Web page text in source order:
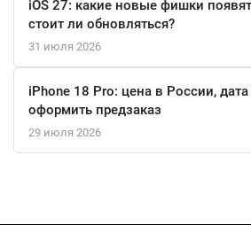
iOS 27: какие новые фишки
стоит ли обновляться?
31 июля 2026
iPhone 18 Pro: цена в России,
оформить предзаказ
29 июля 2026